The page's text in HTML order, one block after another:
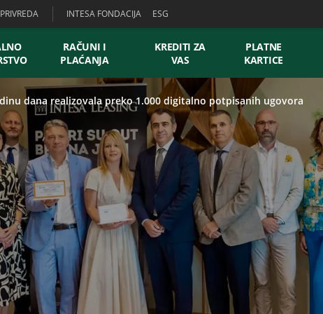
PRIVREDA INTESA FONDACIJA ESG
RAČUNI I
PLAĆANJA
KREDITI ZA
VAS
PLATNE
KARTICE
dana realizovala preko 1.000 digitalno potpisanih ugovora